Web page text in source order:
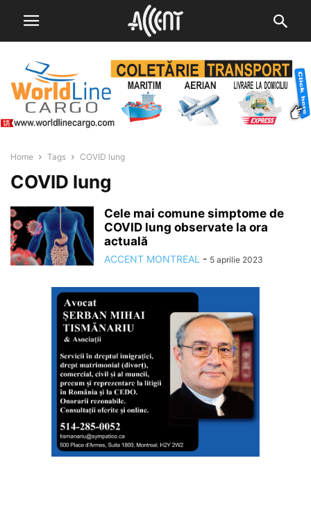
Home Tags COVID lung
COVID lung
Cele mai comune simptome de
COVID lung observate la ora
actuală
ACCENT MONTREAL - 5 aprilie 2023